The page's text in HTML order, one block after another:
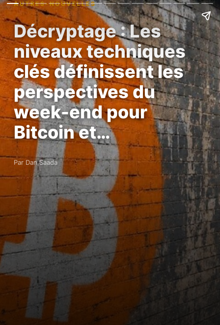
AUTRES-NOUVELLES
Décryptage : Les
niveaux techniques
clés définissent les
perspectives du
week-end pour
Bitcoin et…
Par Dan Saada